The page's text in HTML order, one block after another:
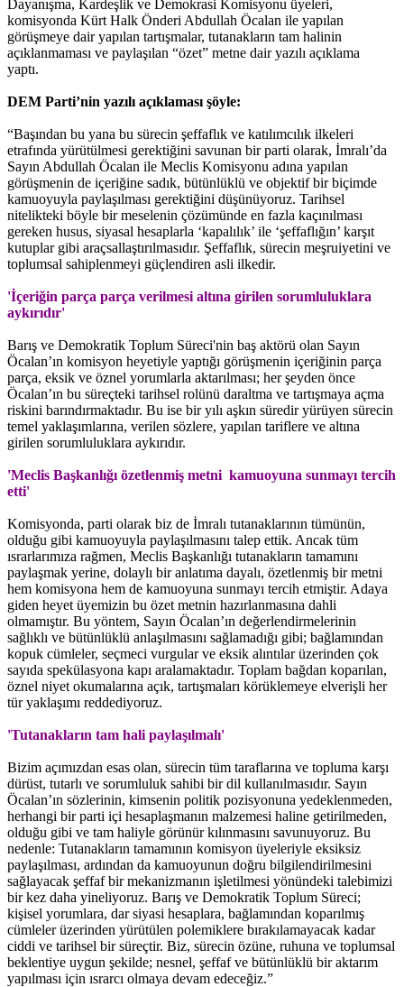
Dayanışma, Kardeşlik ve Demokrasi Komisyonu üyeleri,
komisyonda Kürt Halk Önderi Abdullah Öcalan ile yapılan
görüşmeye dair yapılan tartışmalar, tutanakların tam halinin
açıklanmaması ve paylaşılan “özet” metne dair yazılı açıklama
yaptı.
DEM Parti’nin yazılı açıklaması şöyle:
“Başından bu yana bu sürecin şeffaflık ve katılımcılık ilkeleri
etrafında yürütülmesi gerektiğini savunan bir parti olarak, İmralı’da
Sayın Abdullah Öcalan ile Meclis Komisyonu adına yapılan
görüşmenin de içeriğine sadık, bütünlüklü ve objektif bir biçimde
kamuoyuyla paylaşılması gerektiğini düşünüyoruz. Tarihsel
nitelikteki böyle bir meselenin çözümünde en fazla kaçınılması
gereken husus, siyasal hesaplarla ‘kapalılık’ ile ‘şeffaflığın’ karşıt
kutuplar gibi araçsallaştırılmasıdır. Şeffaflık, sürecin meşruiyetini ve
toplumsal sahiplenmeyi güçlendiren asli ilkedir.
'İçeriğin parça parça verilmesi altına girilen sorumluluklara
aykırıdır'
Barış ve Demokratik Toplum Süreci'nin baş aktörü olan Sayın
Öcalan’ın komisyon heyetiyle yaptığı görüşmenin içeriğinin parça
parça, eksik ve öznel yorumlarla aktarılması; her şeyden önce
Öcalan’ın bu süreçteki tarihsel rolünü daraltma ve tartışmaya açma
riskini barındırmaktadır. Bu ise bir yılı aşkın süredir yürüyen sürecin
temel yaklaşımlarına, verilen sözlere, yapılan tariflere ve altına
girilen sorumluluklara aykırıdır.
'Meclis Başkanlığı özetlenmiş metni kamuoyuna sunmayı tercih
etti'
Komisyonda, parti olarak biz de İmralı tutanaklarının tümünün,
olduğu gibi kamuoyuyla paylaşılmasını talep ettik. Ancak tüm
ısrarlarımıza rağmen, Meclis Başkanlığı tutanakların tamamını
paylaşmak yerine, dolaylı bir anlatıma dayalı, özetlenmiş bir metni
hem komisyona hem de kamuoyuna sunmayı tercih etmiştir. Adaya
giden heyet üyemizin bu özet metnin hazırlanmasına dahli
olmamıştır. Bu yöntem, Sayın Öcalan’ın değerlendirmelerinin
sağlıklı ve bütünlüklü anlaşılmasını sağlamadığı gibi; bağlamından
kopuk cümleler, seçmeci vurgular ve eksik alıntılar üzerinden çok
sayıda spekülasyona kapı aralamaktadır. Toplam bağdan koparılan,
öznel niyet okumalarına açık, tartışmaları körüklemeye elverişli her
tür yaklaşımı reddediyoruz.
'Tutanakların tam hali paylaşılmalı'
Bizim açımızdan esas olan, sürecin tüm taraflarına ve topluma karşı
dürüst, tutarlı ve sorumluluk sahibi bir dil kullanılmasıdır. Sayın
Öcalan’ın sözlerinin, kimsenin politik pozisyonuna yedeklenmeden,
herhangi bir parti içi hesaplaşmanın malzemesi haline getirilmeden,
olduğu gibi ve tam haliyle görünür kılınmasını savunuyoruz. Bu
nedenle: Tutanakların tamamının komisyon üyeleriyle eksiksiz
paylaşılması, ardından da kamuoyunun doğru bilgilendirilmesini
sağlayacak şeffaf bir mekanizmanın işletilmesi yönündeki talebimizi
bir kez daha yineliyoruz. Barış ve Demokratik Toplum Süreci;
kişisel yorumlara, dar siyasi hesaplara, bağlamından koparılmış
cümleler üzerinden yürütülen polemiklere bırakılamayacak kadar
ciddi ve tarihsel bir süreçtir. Biz, sürecin özüne, ruhuna ve toplumsal
beklentiye uygun şekilde; nesnel, şeffaf ve bütünlüklü bir aktarım
yapılması için ısrarcı olmaya devam edeceğiz.”